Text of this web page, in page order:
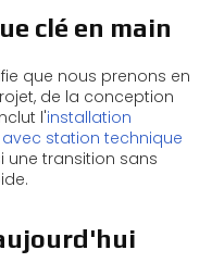
clé en main
que nous prenons en
de la conception
l'installation
station technique
une transition sans